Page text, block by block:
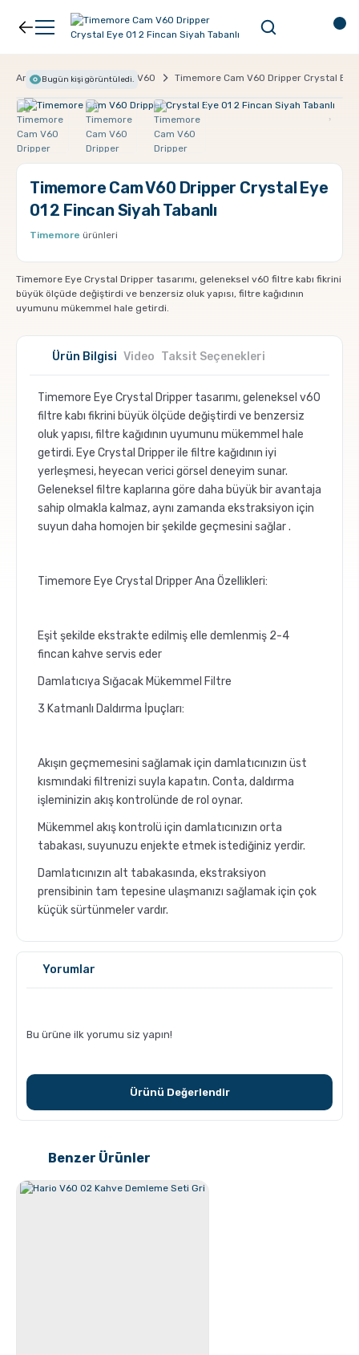
Geri Dön
Kahve
Filtre Kahve
Exclusive Kahveler
Kafeinsiz Kahveler
Çözünebilir Kahve
Öğütülmüş Kahve
Soğuk Kahve
Geri Dön
Ekipman
Filtreler
Soğuk Kahve Demleme Ekipmanları
Aeropress
Makine Temizleyiciler
Termoslar
Anasayfa Ekipman V60 Timemore Cam V60 Dripper Crystal Eye
Bugün kişi görüntüledi.
Timemore Cam V60 Dripper Crystal Eye
01 2 Fincan Siyah Tabanlı
Timemore ürünleri
Timemore Eye Crystal Dripper tasarımı, geleneksel v60 filtre kabı fikrini
büyük ölçüde değiştirdi ve benzersiz oluk yapısı, filtre kağıdının
uyumunu mükemmel hale getirdi.
Ürün Bilgisi Video Taksit Seçenekleri
Timemore Eye Crystal Dripper tasarımı, geleneksel v60
filtre kabı fikrini büyük ölçüde değiştirdi ve benzersiz
oluk yapısı, filtre kağıdının uyumunu mükemmel hale
getirdi. Eye Crystal Dripper ile filtre kağıdının iyi
yerleşmesi, heyecan verici görsel deneyim sunar.
Geleneksel filtre kaplarına göre daha büyük bir avantaja
sahip olmakla kalmaz, aynı zamanda ekstraksiyon için
suyun daha homojen bir şekilde geçmesini sağlar .
Timemore Eye Crystal Dripper Ana Özellikleri:
Eşit şekilde ekstrakte edilmiş elle demlenmiş 2-4
fincan kahve servis eder
Damlatıcıya Sığacak Mükemmel Filtre
3 Katmanlı Daldırma İpuçları:
Akışın geçmemesini sağlamak için damlatıcınızın üst
kısmındaki filtrenizi suyla kapatın. Conta, daldırma
işleminizin akış kontrolünde de rol oynar.
Mükemmel akış kontrolü için damlatıcınızın orta
tabakası, suyunuzu enjekte etmek istediğiniz yerdir.
Damlatıcınızın alt tabakasında, ekstraksiyon
prensibinin tam tepesine ulaşmanızı sağlamak için çok
küçük sürtünmeler vardır.
Yorumlar
Bu ürüne ilk yorumu siz yapın!
Ürünü Değerlendir
Benzer Ürünler